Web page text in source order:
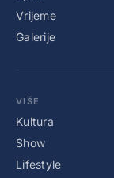
Vrijeme
Galerije
VIŠE
Kultura
Show
Lifestyle